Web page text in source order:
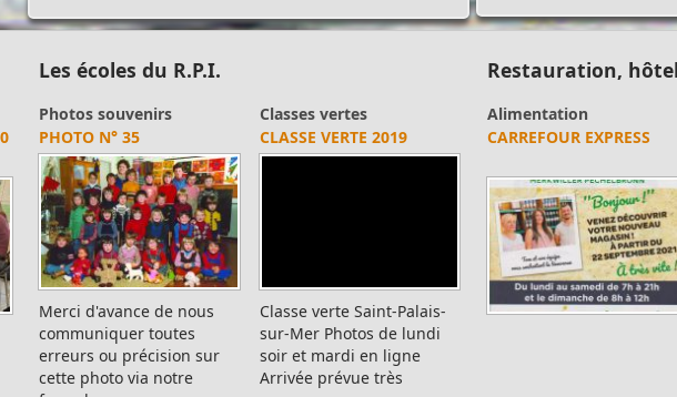
Les écoles du R.P.I.
Photos souvenirs
PHOTO N° 35
Merci d'avance de nous
communiquer toutes
erreurs ou précision sur
cette photo via notre
Classes vertes
CLASSE VERTE 2019
Classe verte Saint-Palais-
sur-Mer Photos de lundi
soir et mardi en ligne
Arrivée prévue très
Restauration,
Alimentation
CARREFOUR EXPRESS